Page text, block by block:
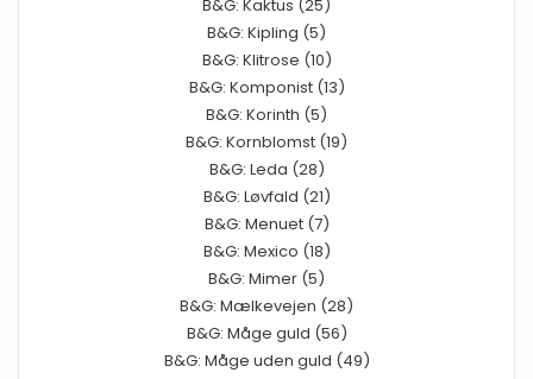
B&G: Kaktus (25)
B&G: Kipling (5)
B&G: Klitrose (10)
B&G: Komponist (13)
B&G: Korinth (5)
B&G: Kornblomst (19)
B&G: Leda (28)
B&G: Løvfald (21)
B&G: Menuet (7)
B&G: Mexico (18)
B&G: Mimer (5)
B&G: Mælkevejen (28)
B&G: Måge guld (56)
B&G: Måge uden guld (49)